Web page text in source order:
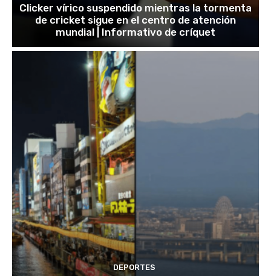
Clicker vírico suspendido mientras la tormenta
de cricket sigue en el centro de atención
mundial | Informativo de críquet
DEPORTES